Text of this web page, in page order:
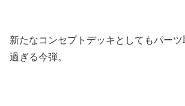
新たなコンセプトデッキとしてもパー
過ぎる今弾。